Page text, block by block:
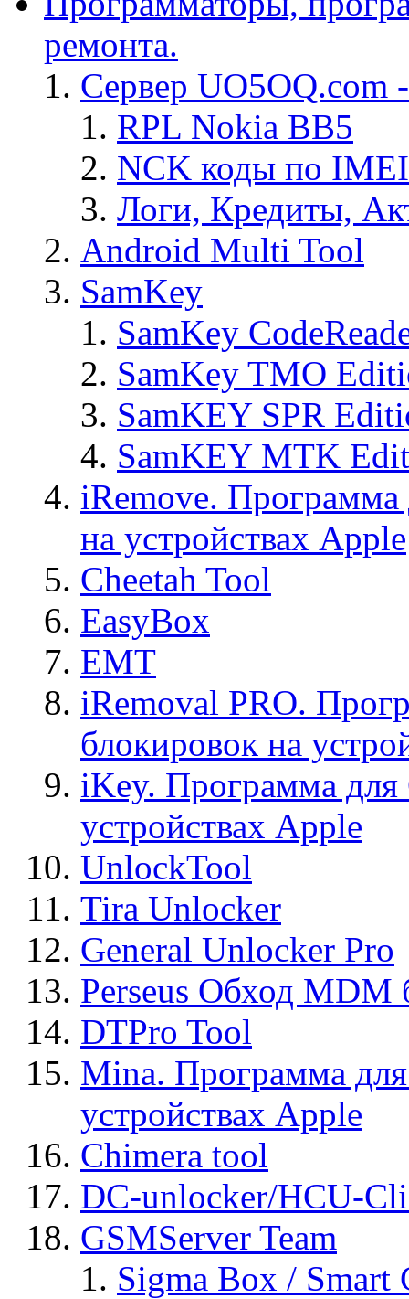
ремонта.
Сервер
RPL Nokia BB5
NCK коды по IMEI
Логи, Кредиты,
Android Multi Tool
SamKey
SamKey
SamKey TMO
SamKEY SPR
SamKEY MTK
iRemove. Программа
на устройствах Apple
Cheetah Tool
EasyBox
EMT
iRemoval PRO.
блокировок на
iKey. Программа для
устройствах Apple
UnlockTool
Tira Unlocker
General Unlocker Pro
Perseus Обход MDM
DTPro Tool
Mina. Программа
устройствах Apple
Chimera tool
DC-unlocker/HCU-
GSMServer Team
Sigma Box / Smart